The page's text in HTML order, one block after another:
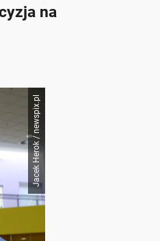
na
Jacek Herok / newspix.pl